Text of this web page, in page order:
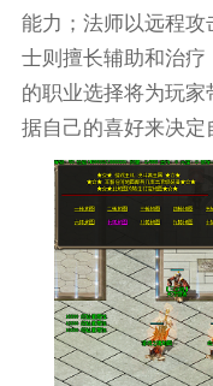
能力；法师以远程
士则擅长辅助和治疗
的职业选择将为玩
据自己的喜好来决定